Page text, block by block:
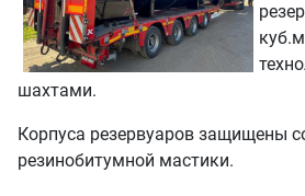
шахтами.
Корпуса резервуаров защищены
резинобитумной мастики.